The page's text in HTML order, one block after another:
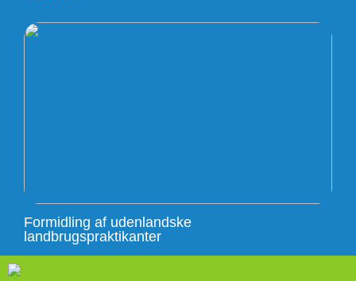
Formidling af udenlandske
landbrugspraktikanter